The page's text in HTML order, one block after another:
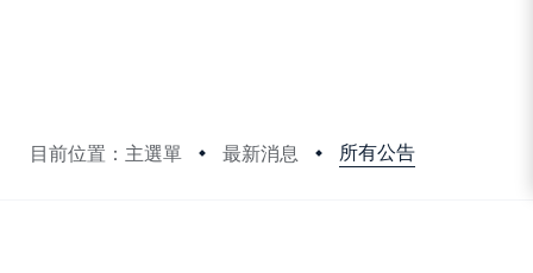
目前位置：主選單 最新消息 所有公告